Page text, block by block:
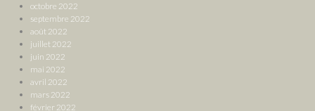
octobre 2022
septembre 2022
août 2022
juillet 2022
juin 2022
mai 2022
avril 2022
mars 2022
février 2022